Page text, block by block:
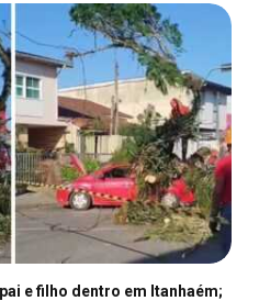
e filho dentro em Itanhaém;